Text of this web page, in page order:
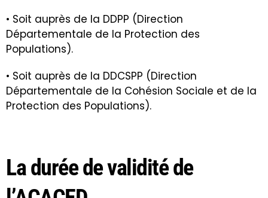
• Soit auprès de la DDPP (Direction
Départementale de la Protection des
Populations).
• Soit auprès de la DDCSPP (Direction
Départementale de la Cohésion Sociale et de la
Protection des Populations).
La durée de validité de